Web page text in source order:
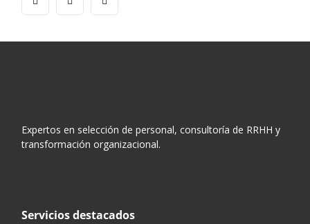
Expertos en selección de personal, consultoría de RRHH y
transformación organizacional.
Servicios destacados